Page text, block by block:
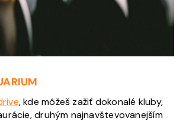
, kde môžeš zažiť dokonalé kluby,
druhým najnavštevovanejším